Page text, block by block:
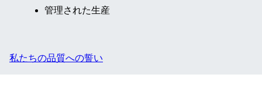
管理された生産
私たちの品質への誓い